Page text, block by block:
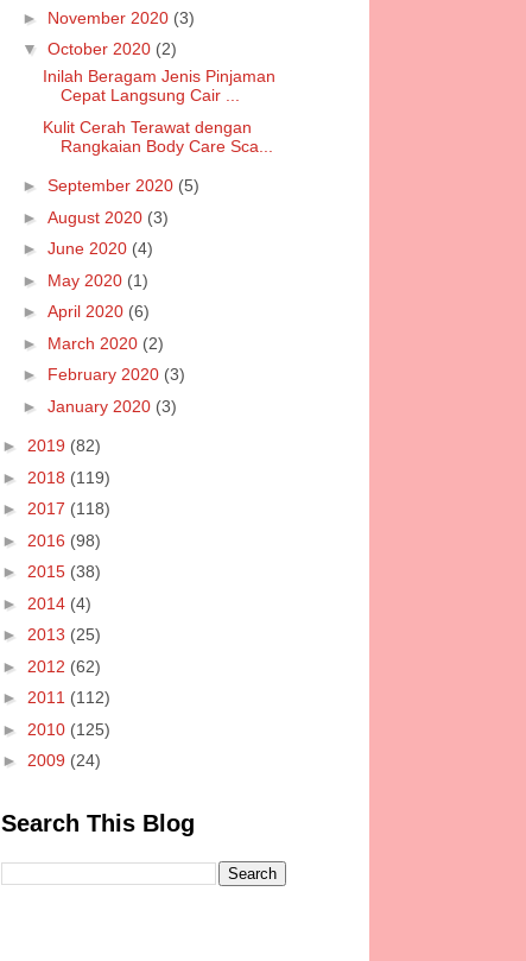
► November 2020 (3)
▼ October 2020 (2)
Inilah Beragam Jenis Pinjaman
Cepat Langsung Cair ...
Kulit Cerah Terawat dengan
Rangkaian Body Care Sca...
► September 2020 (5)
► August 2020 (3)
► June 2020 (4)
► May 2020 (1)
► April 2020 (6)
► March 2020 (2)
► February 2020 (3)
► January 2020 (3)
► 2019 (82)
► 2018 (119)
► 2017 (118)
► 2016 (98)
► 2015 (38)
► 2014 (4)
► 2013 (25)
► 2012 (62)
► 2011 (112)
► 2010 (125)
► 2009 (24)
Search This Blog